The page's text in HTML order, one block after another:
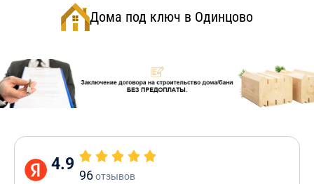
Дома под ключ в Одинцово
4.9
96отзывов